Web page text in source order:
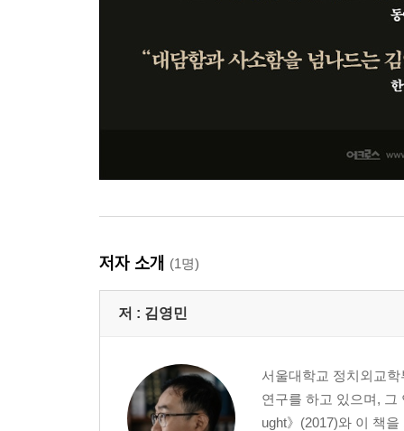
저자 소개 (1명)
저 : 김영민
서울대학교 정치외교
연구를 하고 있으며, 그
ught》(2017)와 이 책